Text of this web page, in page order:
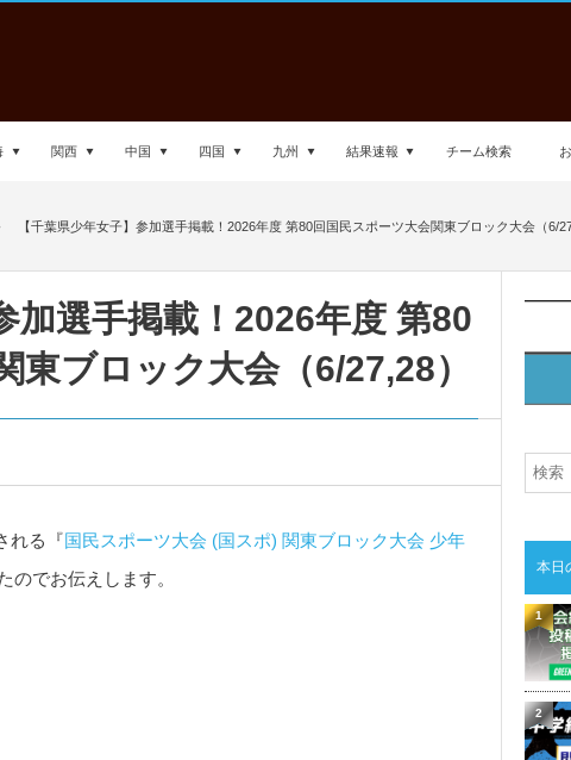
関西 中国 四国 九州 結果速報 チーム検索
【千葉県少年女子】参加選手掲載！2026年度 第80回国民スポーツ大会関東ブロック大会（6/
加選手掲載！2026年度 第80
東ブロック大会（6/27,28）
れる『国民スポーツ大会 (国スポ) 関東ブロック大会 少年
のでお伝えします。
本日
1
2